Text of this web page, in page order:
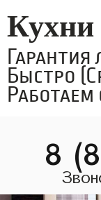
Кухни
Быстро
Работаем
8